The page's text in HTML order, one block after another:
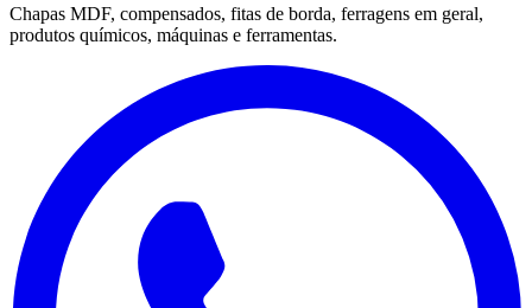
Chapas MDF, compensados, fitas de borda, ferragens em geral,
produtos químicos, máquinas e ferramentas.